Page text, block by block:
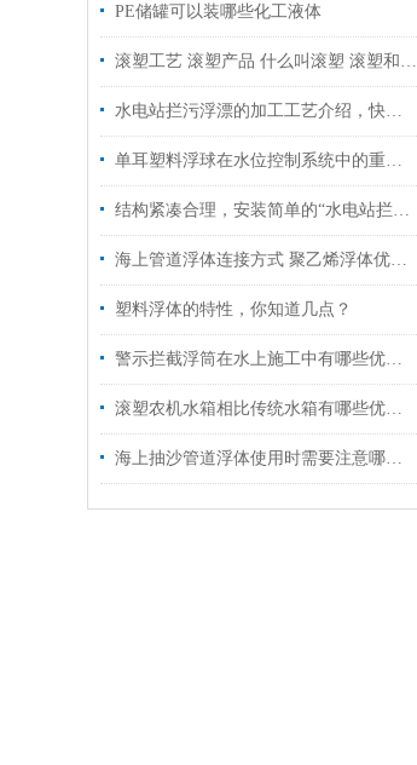
PE储罐可以装哪些化工液体
滚塑工艺 滚塑产品 什么叫滚塑 滚塑和吹塑的差别
水电站拦污浮漂的加工工艺介绍，快来了解一下吧！
单耳塑料浮球在水位控制系统中的重要性
结构紧凑合理，安装简单的“水电站拦污浮漂”
海上管道浮体连接方式 聚乙烯浮体优点 尺寸
塑料浮体的特性，你知道几点？
警示拦截浮筒在水上施工中有哪些优势？
滚塑农机水箱相比传统水箱有哪些优势？
海上抽沙管道浮体使用时需要注意哪些方面